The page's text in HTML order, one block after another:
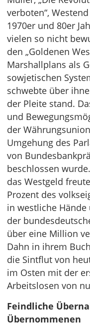
verboten“,
1970er und 80er
vielen so nicht
den „Goldenen
Marshallplans als
sowjetischen
schwebte über
der Pleite stand.
und
der
Umgehung des
von
beschlossen
das Westgeld
Prozent des
in westliche Hände
der
über eine Million
Dahn in ihrem
die Sintflut von
im Osten mit der
Arbeitslosen von
Feindliche
Übernommenen